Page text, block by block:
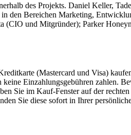
des Projekts. Daniel Keller,
den Bereichen Marketing,
(CIO und Mitgründer); Parker
(Mastercard und Visa)
Einzahlungsgebühren zahlen.
Sie im Kauf-Fenster auf der rechten
Sie diese sofort in Ihrer